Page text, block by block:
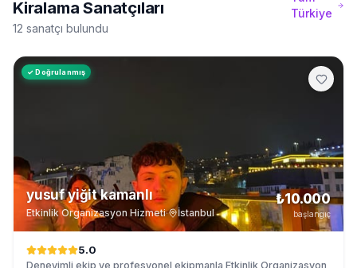
Kiralama Sanatçıları
12 sanatçı bulundu
Türkiye
✓ Doğrulanmış
yusuf yiğit kamanlı
Etkinlik Organizasyon Hizmeti· İstanbul
₺10.000
başlangıç
5.0
Deneyimli ekip ve profesyonel ekipmanla Etkinlik Organizasyon